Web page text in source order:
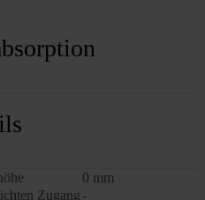
0 mm
Zugang -